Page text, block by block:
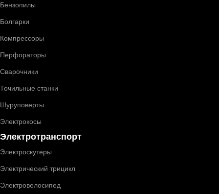
Бензопилы
Болгарки
Компрессоры
Перфораторы
Сварочники
Точильные станки
Шуруповерты
Электрокосы
Электротранспорт
Электроскутеры
Электрический трицикл
Электровелосипед